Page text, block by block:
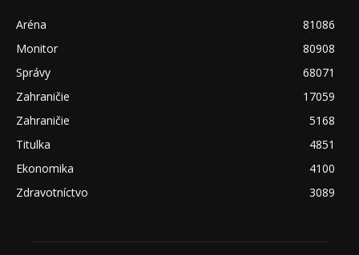
Aréna
81086
Monitor
80908
Správy
68071
Zahraničie
17059
Zahraničie
5168
Titulka
4851
Ekonomika
4100
Zdravotníctvo
3089